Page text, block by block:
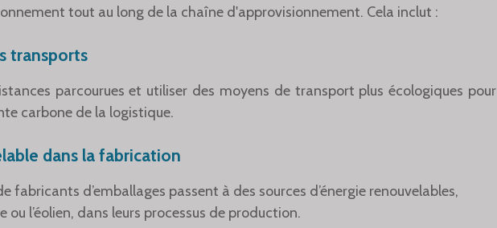
tout au long de la chaîne d'approvisionnement. Cela inclut :
transports
parcourues et utiliser des moyens de transport plus écologiques pour
carbone de la logistique.
dans la fabrication
fabricants d’emballages passent à des sources d’énergie renouvelables,
ou l’éolien, dans leurs processus de production.